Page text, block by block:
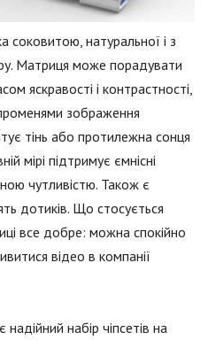
соковитою, натуральної і з
Матриця може порадувати
яскравості і контрастності,
зображення
тінь або протилежна сонця
мірі підтримує ємнісні
чутливістю. Також є
дотиків. Що стосується
все добре: можна спокійно
відео в компанії
набір чіпсетів на